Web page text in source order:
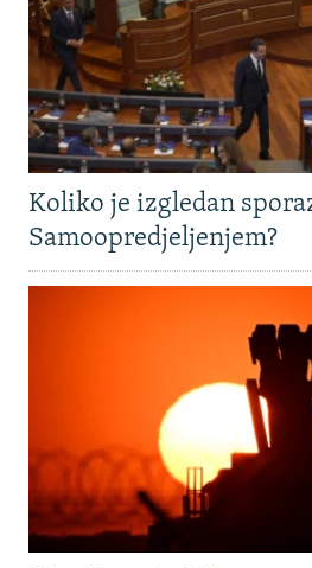
Koliko je izgledan
Samoopredjeljenjem?